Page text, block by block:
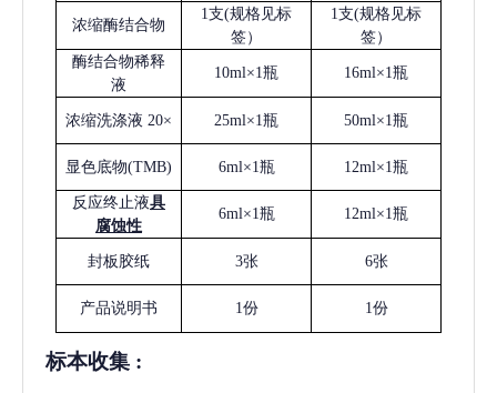
浓缩酶结合物
1支(规格见标
签）
1支(规格见标
签）
酶结合物稀释
液
10ml×1瓶 16ml×1瓶
浓缩洗涤液 20× 25ml×1瓶 50ml×1瓶
显色底物(TMB) 6ml×1瓶 12ml×1瓶
反应终止液具
腐蚀性
6ml×1瓶 12ml×1瓶
封板胶纸 3张 6张
产品说明书 1份 1份
标本收集 :